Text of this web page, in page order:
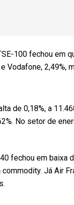
100 fechou em
Vodafone, 2,49%,
de 0,18%, a
No setor de
fechou em baixa
Já Air